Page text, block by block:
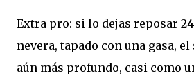
Extra pro: si lo dejas reposar
nevera, tapado con una gasa, el
aún más profundo, casi como